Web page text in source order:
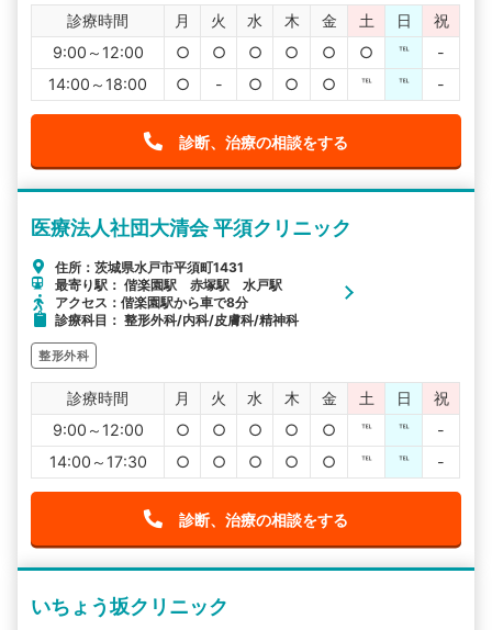
診療時間 月 火 水 木 金 土 日
祝
9:00～12:00
○ ○ ○ ○ ○ ○ ℡
-
14:00～18:00
○ - ○ ○ ○ ℡ ℡ -
診断、治療の相談をする
医療法人社団大清会 平須クリニック
住所：茨城県水戸市平須町1431
最寄り駅： 偕楽園駅 赤塚駅 水戸駅
アクセス：偕楽園駅から車で8分
診療科目： 整形外科/内科/皮膚科/精神科
整形外科
診療時間 月 火 水 木 金 土 日
祝
9:00～12:00
○ ○ ○ ○ ○ ℡ ℡
-
14:00～17:30
○ ○ ○ ○ ○ ℡ ℡ -
診断、治療の相談をする
いちょう坂クリニック